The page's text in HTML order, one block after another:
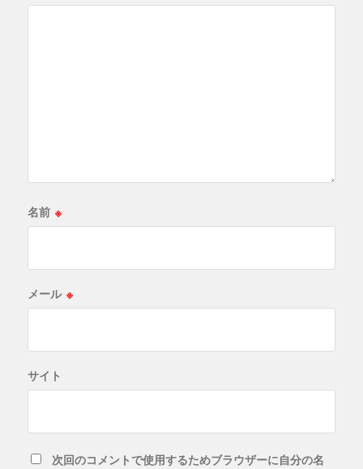
名前 ※
メール ※
サイト
次回のコメントで使用するためブラウザーに自分の名